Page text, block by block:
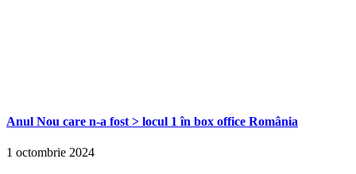
Anul Nou care n-a fost > locul 1 în box office România
1 octombrie 2024